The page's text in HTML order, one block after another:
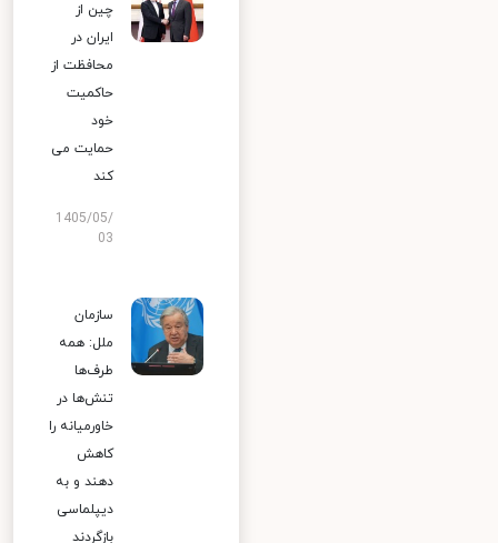
چین از
ایران در
محافظت از
حاکمیت
خود
حمایت می
کند
1405/05/
03
سازمان
ملل: همه
طرف‌ها
تنش‌ها در
خاورمیانه را
کاهش
دهند و به
دیپلماسی
بازگردند